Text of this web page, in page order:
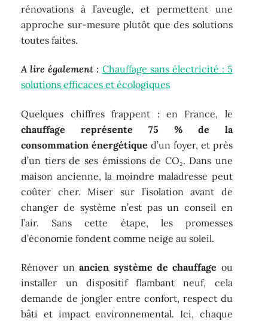
rénovations à l’aveugle, et permettent une
approche sur-mesure plutôt que des solutions
toutes faites.
A lire également : Chauffage sans électricité : 5
solutions efficaces et écologiques
Quelques chiffres frappent : en France, le
chauffage représente 75 % de la
consommation énergétique d’un foyer, et près
d’un tiers de ses émissions de CO₂. Dans une
maison ancienne, la moindre maladresse peut
coûter cher. Miser sur l’isolation avant de
changer de système n’est pas un conseil en
l’air. Sans cette étape, les promesses
d’économie fondent comme neige au soleil.
Rénover unancien système de chauffage ou
installer un dispositif flambant neuf, cela
demande de jongler entre confort, respect du
bâti et impact environnemental. Ici, chaque